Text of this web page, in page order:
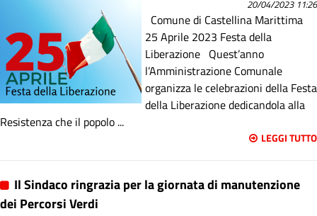
20/04/2023 11:26
Comune di Castellina Marittima
25 Aprile 2023 Festa della
Liberazione Quest’anno
l’Amministrazione Comunale
organizza le celebrazioni della Festa
della Liberazione dedicandola alla
Resistenza che il popolo ...
LEGGI TUTTO
Il Sindaco ringrazia per la giornata di manutenzione
dei Percorsi Verdi